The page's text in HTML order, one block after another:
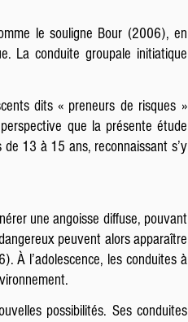
le souligne Bour (2006), en
La conduite groupale initiatique
dits « preneurs de risques »
que la présente étude
13 à 15 ans, reconnaissant s’y
une angoisse diffuse, pouvant
peuvent alors apparaître
À l’adolescence, les conduites à
possibilités. Ses conduites